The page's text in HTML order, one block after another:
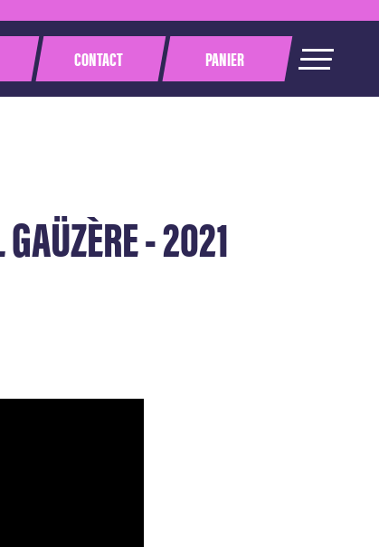
CONTACT PANIER
- 2021